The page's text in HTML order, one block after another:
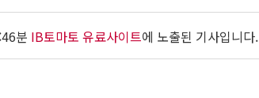
분 IB토마토 유료사이트에 노출된 기사입니다.